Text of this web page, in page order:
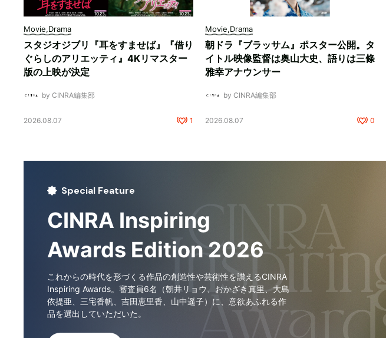
Movie,Drama
スタジオジブリ『耳をすませば』『借り
ぐらしのアリエッティ』4Kリマスター
版の上映が決定
by CINRA編集部
2026.08.07 1
Movie,Drama
朝ドラ『ブラッサム』ポスター公開。タ
イトル映像監督は奥山大史、語りは三條
雅幸アナウンサー
by CINRA編集部
2026.08.07 0
Special Feature
CINRA Inspiring
Awards Edition 2026
これからの時代を形づくる作品の創造性や芸術性を讃えるCINRA
Inspiring Awards。審査員6名（朝井リョウ、おかざき真里、大島
依提亜、三宅香帆、吉田恵里香、山中遥子）に、意欲あふれる作
品を選出していただいた。